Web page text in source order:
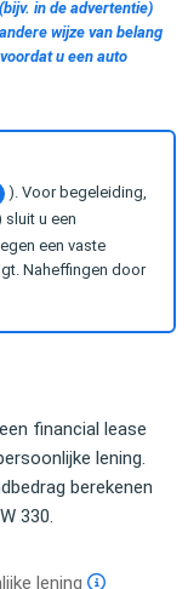
in de advertentie)
wijze van belang
u een auto
). Voor begeleiding,
sluit u een
een vaste
Naheffingen door
financial lease
lening.
berekenen
330.
lening